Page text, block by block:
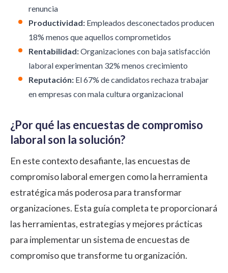
renuncia
Productividad: Empleados desconectados producen
18% menos que aquellos comprometidos
Rentabilidad:Organizaciones con baja satisfacción
laboral experimentan 32% menos crecimiento
Reputación: El 67% de candidatos rechaza trabajar
en empresas con mala cultura organizacional
¿Por qué las encuestas de compromiso
laboral son la solución?
En este contexto desafiante, las encuestas de
compromiso laboral emergen como la herramienta
estratégica más poderosa para transformar
organizaciones. Esta guía completa te proporcionará
las herramientas, estrategias y mejores prácticas
para implementar un sistema de encuestas de
compromiso que transforme tu organización.